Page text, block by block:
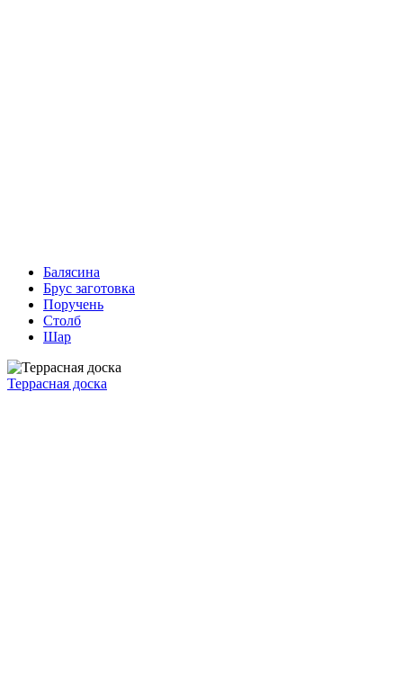
Балясина
Брус заготовка
Поручень
Столб
Шар
Террасная доска